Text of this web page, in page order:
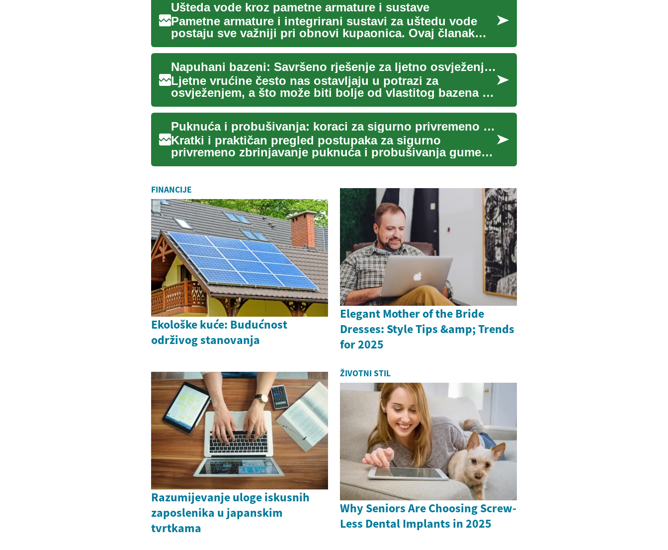
Ušteda vode kroz pametne armature i sustave
Pametne armature i integrirani sustavi za uštedu vode
postaju sve važniji pri obnovi kupaonica. Ovaj članak
objašnjav...
Napuhani bazeni: Savršeno rješenje za ljetno osvježenje u vašem dvorištu
Ljetne vrućine često nas ostavljaju u potrazi za
osvježenjem, a što može biti bolje od vlastitog bazena u
dvorištu? N...
Puknuća i probušivanja: koraci za sigurno privremeno rješenje
Kratki i praktičan pregled postupaka za sigurno
privremeno zbrinjavanje puknuća i probušivanja gume
tijekom vožnje il...
FINANCIJE
Ekološke kuće: Budućnost
održivog stanovanja
Elegant Mother of the Bride
Dresses: Style Tips &amp; Trends
for 2025
Razumijevanje uloge iskusnih
zaposlenika u japanskim
tvrtkama
ŽIVOTNI STIL
Why Seniors Are Choosing Screw-
Less Dental Implants in 2025